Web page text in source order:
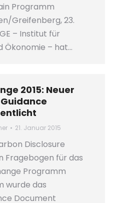
Programm
Greifenberg, 23.
– Institut für
Ökonomie – hat…
2015: Neuer
21. Januar 2015
Disclosure
Fragebogen für das
Programm
wurde das
Document